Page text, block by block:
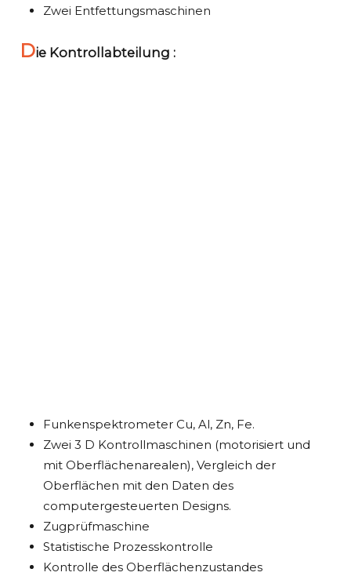
Zwei Entfettungsmaschinen
Die Kontrollabteilung :
Funkenspektrometer Cu, Al, Zn, Fe.
Zwei 3 D Kontrollmaschinen (motorisiert und
mit Oberflächenarealen), Vergleich der
Oberflächen mit den Daten des
computergesteuerten Designs.
Zugprüfmaschine
Statistische Prozesskontrolle
Kontrolle des Oberflächenzustandes